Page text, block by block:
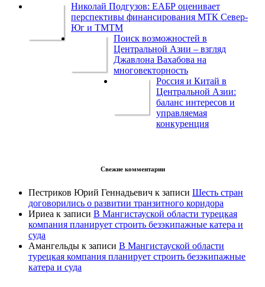
Николай Подгузов: ЕАБР оценивает
перспективы финансирования МТК Север-
Юг и ТМТМ
Поиск возможностей в
Центральной Азии – взгляд
Джавлона Вахабова на
многовекторность
Россия и Китай в
Центральной Азии:
баланс интересов и
управляемая
конкуренция
Свежие комментарии
Пестриков Юрий Геннадьевич к записи Шесть стран
договорились о развитии транзитного коридора
Ириеа к записи В Мангистауской области турецкая
компания планирует строить безэкипажные катера и
суда
Амангельды к записи В Мангистауской области
турецкая компания планирует строить безэкипажные
катера и суда